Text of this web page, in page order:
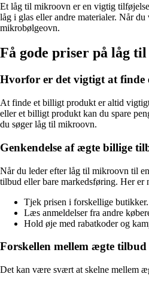
Et låg til mikroovn er en vigtig
låg i glas eller andre materialer. Når
mikrobølgeovn.
Få gode priser på låg
Hvorfor er det vigtigt at
At finde et billigt produkt er altid
eller et billigt produkt kan du spare
du søger låg til mikroovn.
Genkendelse af ægte billige
Når du leder efter låg til mikroovn til
tilbud eller bare markedsføring. Her
Tjek prisen i forskellige
Læs anmeldelser fra andre
Hold øje med rabatkoder og
Forskellen mellem ægte
Det kan være svært at skelne mellem